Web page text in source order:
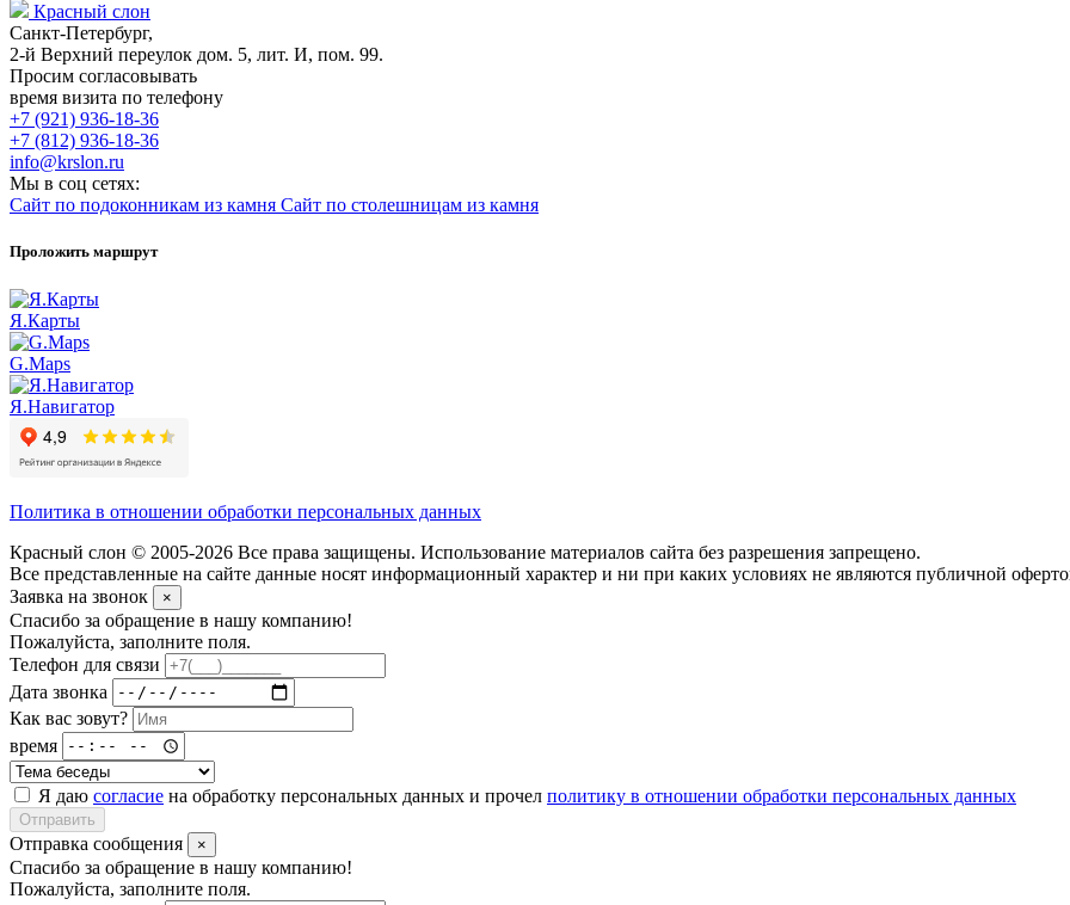
Красный слон
Санкт-Петербург,
2-й Верхний переулок дом. 5, лит. И, пом. 99.
Просим согласовывать
время визита по телефону
+7 (921) 936-18-36
+7 (812) 936-18-36
info@krslon.ru
Мы в соц сетях:
Сайт по подоконникам из камня Сайт по столешницам из камня
Проложить маршрут
Я.Карты
G.Maps
Я.Навигатор
Политика в отношении обработки персональных данных
Красный слон © 2005-2026 Все права защищены. Использование материалов сайта без разрешения запрещено.
Все представленные на сайте данные носят информационный характер и ни при каких условиях не являются публичной
Заявка на звонок
×
Спасибо за обращение в нашу компанию!
Пожалуйста, заполните поля.
Телефон для связи
Дата звонка
Как вас зовут?
время
Я даю согласие на обработку персональных данных и прочел политику в отношении обработки персональных данных
Отправить
Отправка сообщения ×
Спасибо за обращение в нашу компанию!
Пожалуйста, заполните поля.